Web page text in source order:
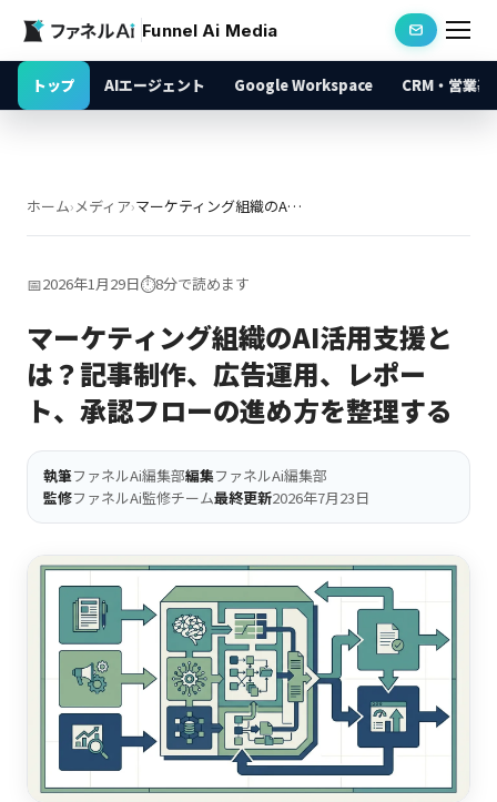
Funnel Ai Media
トップ AIエージェント Google Workspace CRM・営業基
ホーム›メディア› マーケティング組織のAI活用支援とは？記事制作、広告運用、レポート、承認フローの進め方を整理する
📅2026年1月29日⏱️8分で読めます
マーケティング組織のAI活用支援と
は？記事制作、広告運用、レポー
ト、承認フローの進め方を整理する
執筆ファネルAi編集部編集ファネルAi編集部
監修ファネルAi監修チーム最終更新2026年7月23日